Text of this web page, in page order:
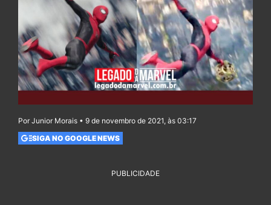
Por Junior Morais • 9 de novembro de 2021, às 03:17
SIGA NO GOOGLE NEWS
PUBLICIDADE